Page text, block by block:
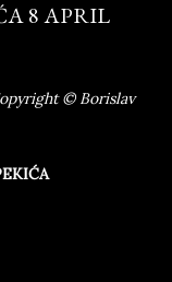
8 APRIL
© Borislav